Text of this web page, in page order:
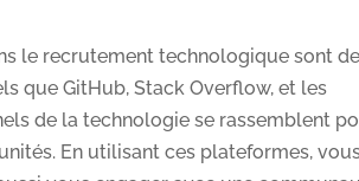
le recrutement technologique sont
que GitHub, Stack Overflow, et les
de la technologie se rassemblent
En utilisant ces plateformes,